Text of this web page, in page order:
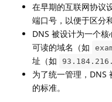
在早期的互联网协议
端口号，以便于区分
DNS 被设计为一个
可读的域名（如
址（如
为了统一管理，DNS
的标准。